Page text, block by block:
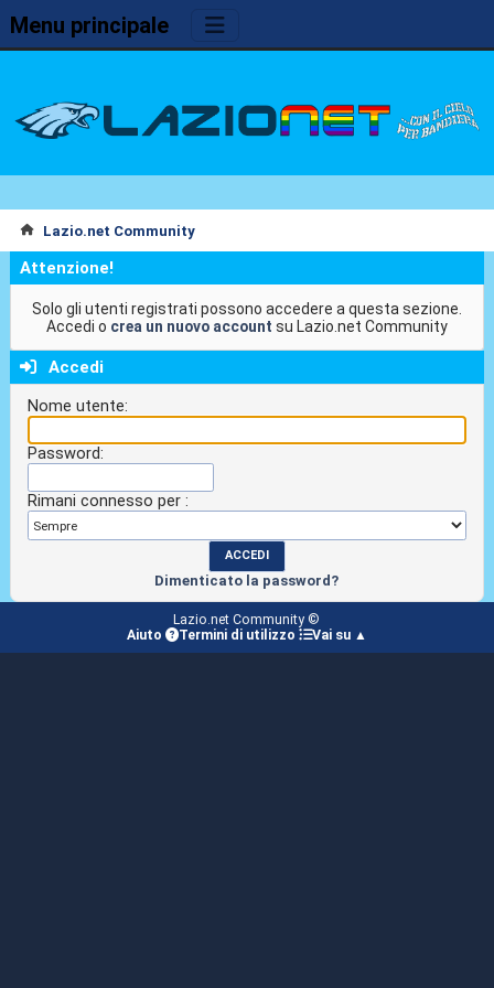
Menu principale
Lazio.net Community
Attenzione!
Solo gli utenti registrati possono accedere a questa sezione.
Accedi o crea un nuovo account su Lazio.net Community
Accedi
Nome utente:
Password:
Rimani connesso per :
Dimenticato la password?
Lazio.net Community ©
Aiuto
Termini di utilizzo Vai su ▲